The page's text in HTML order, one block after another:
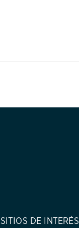
SITIOS DE INTERÉS